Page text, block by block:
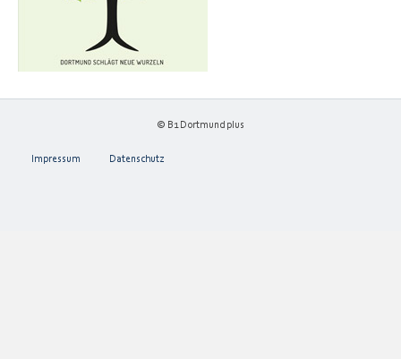
© B1 Dortmund plus
Impressum Datenschutz